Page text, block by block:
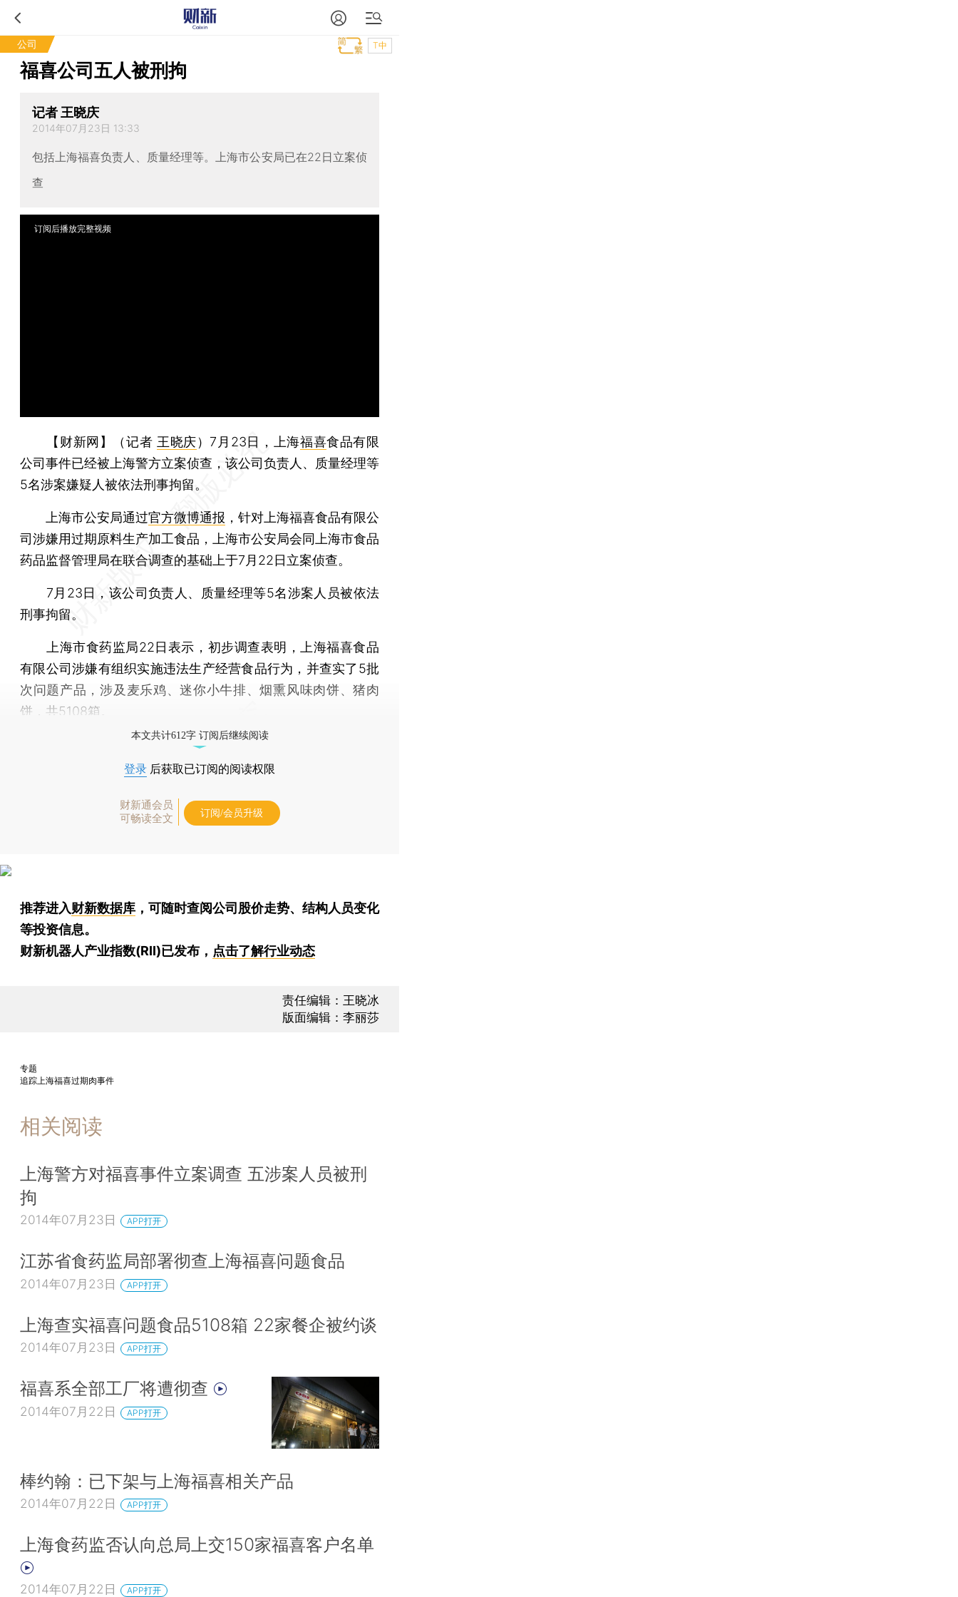
公司 T中
福喜公司五人被刑拘
记者 王晓庆
2014年07月23日 13:33
包括上海福喜负责人、质量经理等。上海市公安局已在22日立案侦
查
订阅后播放完整视频
【财新网】（记者 王晓庆） 7月23日，上海福喜食品有限
公司事件已经被上海警方立案侦查，该公司负责人、质量经理等
5名涉案嫌疑人被依法刑事拘留。
上海市公安局通过官方微博通报 ，针对上海福喜食品有限公
司涉嫌用过期原料生产加工食品，上海市公安局会同上海市食品
药品监督管理局在联合调查的基础上于7月22日立案侦查。
7月23日，该公司负责人、质量经理等5名涉案人员被依法
刑事拘留。
上海市食药监局22日表示，初步调查表明，上海福喜食品
有限公司涉嫌有组织实施违法生产经营食品行为，并查实了5批
次问题产品，涉及麦乐鸡、迷你小牛排、烟熏风味肉饼、猪肉
饼，共5108箱。
本文共计612字 订阅后继续阅读
登录 后获取已订阅的阅读权限
财新通会员
可畅读全文
订阅/会员升级
推荐进入财新数据库 ，可随时查阅公司股价走势、结构人员变化
等投资信息。
财新机器人产业指数(RII)已发布， 点击了解行业动态
责任编辑：王晓冰
版面编辑：李丽莎
专题
追踪上海福喜过期肉事件
相关阅读
上海警方对福喜事件立案调查 五涉案人员被刑
拘
2014年07月23日 APP打开
江苏省食药监局部署彻查上海福喜问题食品
2014年07月23日 APP打开
上海查实福喜问题食品5108箱 22家餐企被约谈
2014年07月23日 APP打开
福喜系全部工厂将遭彻查
2014年07月22日 APP打开
棒约翰：已下架与上海福喜相关产品
2014年07月22日 APP打开
上海食药监否认向总局上交150家福喜客户名单
2014年07月22日 APP打开